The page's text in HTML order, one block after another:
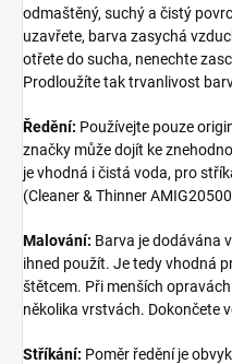
odmaštěný, suchý a čistý
uzavřete, barva zasychá
otřete do sucha, nenechte
Prodloužíte tak trvanlivost
Ředění: Používejte pouze
značky může dojít ke
je vhodná i čistá voda, pro
(Cleaner & Thinner
Malování: Barva je dodávána
ihned použít. Je tedy vhodná
štětcem. Při menších
několika vrstvách. Dokončete
Stříkání: Poměr ředění je